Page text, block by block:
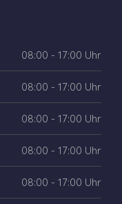
08:00 - 17:00 Uhr
08:00 - 17:00 Uhr
08:00 - 17:00 Uhr
08:00 - 17:00 Uhr
08:00 - 17:00 Uhr